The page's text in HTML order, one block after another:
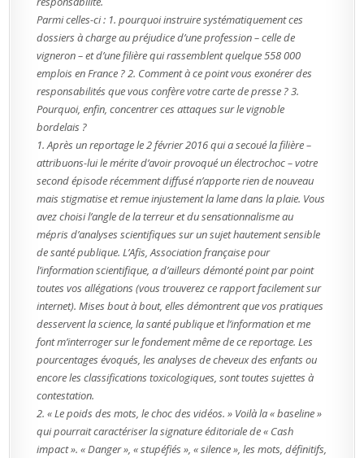
Parmi celles-ci : 1. pourquoi instruire systématiquement ces
dossiers à charge au préjudice d’une profession – celle de
vigneron – et d’une filière qui rassemblent quelque 558 000
emplois en France ? 2. Comment à ce point vous exonérer des
responsabilités que vous confère votre carte de presse ? 3.
Pourquoi, enfin, concentrer ces attaques sur le vignoble
bordelais ?
1. Après un reportage le 2 février 2016 qui a secoué la filière –
attribuons-lui le mérite d’avoir provoqué un électrochoc – votre
second épisode récemment diffusé n’apporte rien de nouveau
mais stigmatise et remue injustement la lame dans la plaie. Vous
avez choisi l’angle de la terreur et du sensationnalisme au
mépris d’analyses scientifiques sur un sujet hautement sensible
de santé publique. L’Afis, Association française pour
l’information scientifique, a d’ailleurs démonté point par point
toutes vos allégations (vous trouverez ce rapport facilement sur
internet). Mises bout à bout, elles démontrent que vos pratiques
desservent la science, la santé publique et l’information et me
font m’interroger sur le fondement même de ce reportage. Les
pourcentages évoqués, les analyses de cheveux des enfants ou
encore les classifications toxicologiques, sont toutes sujettes à
contestation.
2. « Le poids des mots, le choc des vidéos. » Voilà la « baseline »
qui pourrait caractériser la signature éditoriale de « Cash
impact ». « Danger », « stupéfiés », « silence », les mots, définitifs,